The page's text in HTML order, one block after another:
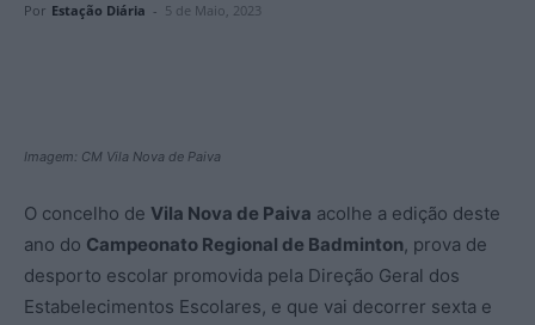
Por Estação Diária - 5 de Maio, 2023
Imagem: CM Vila Nova de Paiva
O concelho de Vila Nova de Paiva acolhe a edição deste
ano do Campeonato Regional de Badminton, prova de
desporto escolar promovida pela Direção Geral dos
Estabelecimentos Escolares, e que vai decorrer sexta e